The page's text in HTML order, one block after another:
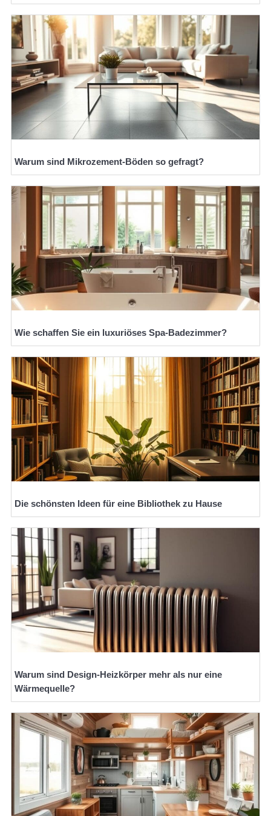
Warum sind Mikrozement-Böden so gefragt?
Wie schaffen Sie ein luxuriöses Spa-Badezimmer?
Die schönsten Ideen für eine Bibliothek zu Hause
Warum sind Design-Heizkörper mehr als nur eine
Wärmequelle?